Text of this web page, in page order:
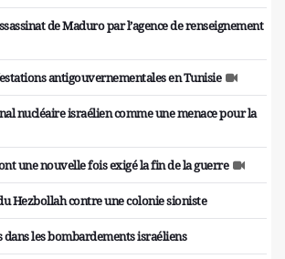
de Maduro par l’agence de renseignement
antigouvernementales en Tunisie
nucléaire israélien comme une menace pour la
une nouvelle fois exigé la fin de la guerre
Hezbollah contre une colonie sioniste
dans les bombardements israéliens